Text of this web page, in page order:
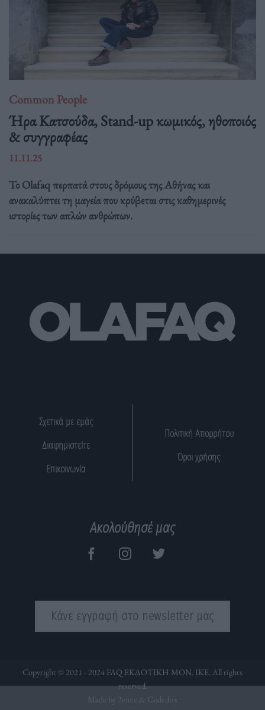
Common People
Ήρα Κατσούδα, Stand-up κωμικός, ηθοποιός
& συγγραφέας
11.11.25
Το Olafaq περπατά στους δρόμους της Αθήνας και
ανακαλύπτει τη μαγεία που κρύβεται στις καθημερινές
ιστορίες των απλών ανθρώπων.
Σχετικά με εμάς
Διαφημιστείτε
Επικοινωνία
Πολιτική Απορρήτου
Όροι χρήσης
Ακολούθησέ μας
Κάνε εγγραφή στο newsletter μας
Copyright © 2021 - 2024 FAQ ΕΚΔΟΤΙΚΗ ΜΟΝ. ΙΚΕ. All rights
reserved.
Made by 2ence & Codedux